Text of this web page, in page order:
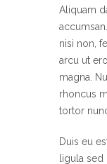
Aliquam
nisi non,
arcu ut
magna.
rhoncus
tortor
Duis eu
ligula